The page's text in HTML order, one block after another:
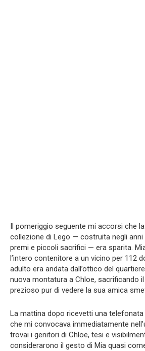
Il pomeriggio seguente mi accorsi che
collezione di Lego — costruita negli anni
premi e piccoli sacrifici — era sparita.
l’intero contenitore a un vicino per 112
adulto era andata dall’ottico del
nuova montatura a Chloe, sacrificando
prezioso pur di vedere la sua amica
La mattina dopo ricevetti una
che mi convocava immediatamente
trovai i genitori di Chloe, tesi e
considerarono il gesto di Mia quasi